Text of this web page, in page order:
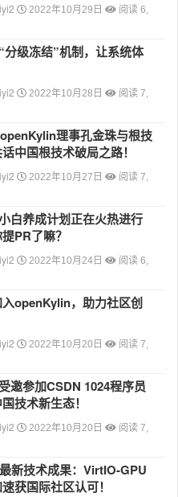
2022年10月29日
阅读 6,
级冻结”机制，让系统体
2022年10月28日
阅读 7,
理事孔金珠与根技
中国根技术破局之路！
2022年10月27日
阅读 7,
白养成计划正在火热进行
PR了嘛？
2022年10月24日
阅读 6,
openKylin，助力社区创
2022年10月20日
阅读 7,
邀参加CSDN 1024程序员
技术新生态！
2022年10月20日
阅读 7,
新技术成果：VirtIO-GPU
获国际社区认可！